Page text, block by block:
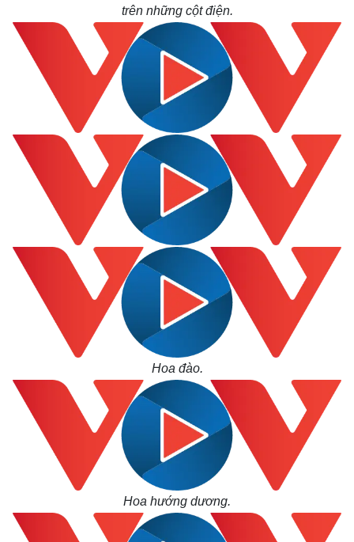
Thế giới
Quan sát
Cuộc sống đó đây
Multimedia
Video
E-Magazine
Infographic
trên những cột điện.
Hoa đào.
Hoa hướng dương.